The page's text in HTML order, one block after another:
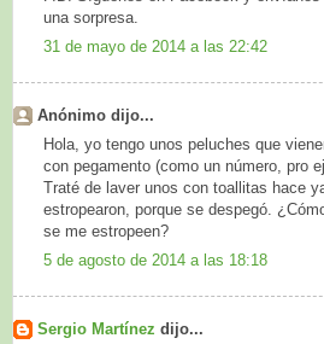
una sorpresa.
31 de mayo de 2014 a las 22:42
Anónimo dijo...
Hola, yo tengo unos peluches que
con pegamento (como un número, pro
Traté de laver unos con toallitas hace
estropearon, porque se despegó.
se me estropeen?
5 de agosto de 2014 a las 18:18
Sergio Martínez dijo...